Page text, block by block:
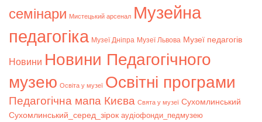
семінари Мистецький арсенал Музейна
педагогіка Музеї Дніпра Музеї Львова Музеї педагогів
Новини Новини Педагогічного
музею Освіта у музеї Освітні програми
Педагогічна мапа Києва Свята у музеї Сухомлинський
Сухомлинський_серед_зірок аудіофонди_педмузею